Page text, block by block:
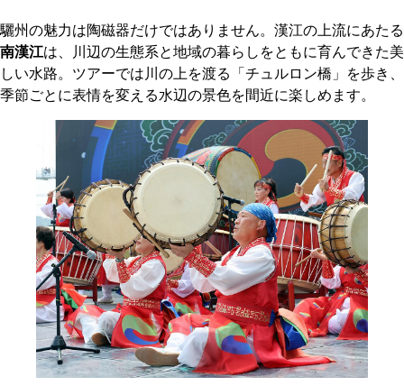
驪州の魅力は陶磁器だけではありません。漢江の上流にあたる
南漢江は、川辺の生態系と地域の暮らしをともに育んできた美
しい水路。ツアーでは川の上を渡る「チュルロン橋」を歩き、
季節ごとに表情を変える水辺の景色を間近に楽しめます。